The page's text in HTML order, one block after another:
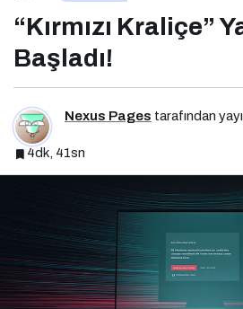
“Kırmızı Kraliçe”
Başladı!
Nexus Pages tarafından
4dk, 41sn